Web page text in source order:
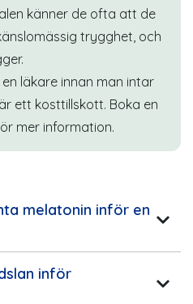
känner de ofta att de
trygghet, och
läkare innan man intar
ett kosttillskott. Boka en
mer information.
melatonin inför en
inför